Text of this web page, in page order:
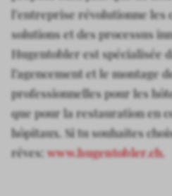
l’entreprise révolutionne les
solutions et des processus
Hugentobler est spécialisée
l’agencement et le montage
professionnelles pour les
que pour la restauration en
hôpitaux. Si tu souhaites
rêves:www.hugentobler.ch.